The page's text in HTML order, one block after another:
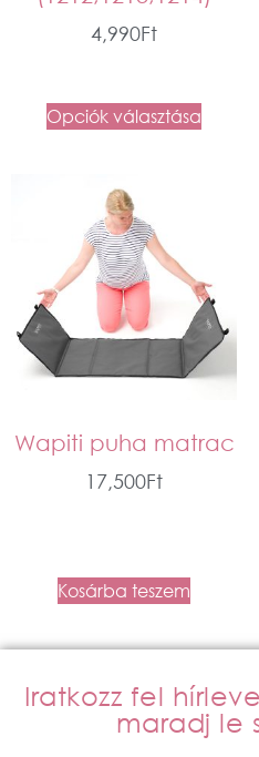
4,990Ft
Opciók választása
Wapiti puha matrac
17,500Ft
Kosárba teszem
Iratkozz fel
maradj le